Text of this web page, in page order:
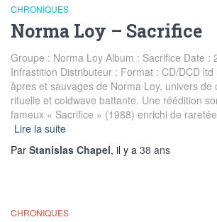
CHRONIQUES
Norma Loy – Sacrifice
Groupe : Norma Loy Album : Sacrifice Date :
Infrastition Distributeur : Format : CD/DCD
âpres et sauvages de Norma Loy, univers de
rituelle et coldwave battante. Une réédition
fameux « Sacrifice » (1988) enrichi de
Lire la suite
Par Stanislas Chapel, il y a 38 ans
CHRONIQUES